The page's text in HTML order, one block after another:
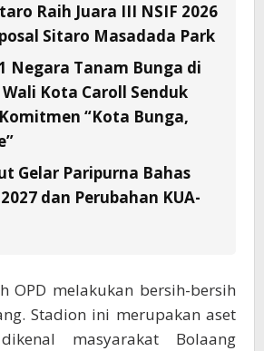
Raih Juara III NSIF 2026
Sitaro Masadada Park
Negara Tanam Bunga di
Kota Caroll Senduk
“Kota Bunga,
Gelar Paripurna Bahas
2027 dan Perubahan KUA-
OPD melakukan bersih-bersih
Stadion ini merupakan aset
masyarakat Bolaang